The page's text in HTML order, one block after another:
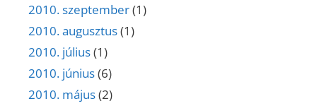
2010. szeptember(1)
2010. augusztus(1)
2010. július(1)
2010. június(6)
2010. május(2)